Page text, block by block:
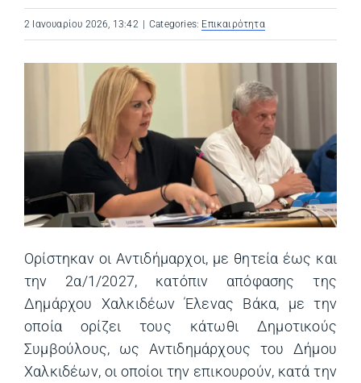
2 Ιανουαρίου 2026, 13:42 Categories: Επικαιρότητα
Ορίστηκαν οι Αντιδήμαρχοι, με θητεία έως και
την 2α/1/2027, κατόπιν απόφασης της
Δημάρχου Χαλκιδέων Έλενας Βάκα, με την
οποία ορίζει τους κάτωθι Δημοτικούς
Συμβούλους, ως Αντιδημάρχους του Δήμου
Χαλκιδέων, οι οποίοι την επικουρούν, κατά την